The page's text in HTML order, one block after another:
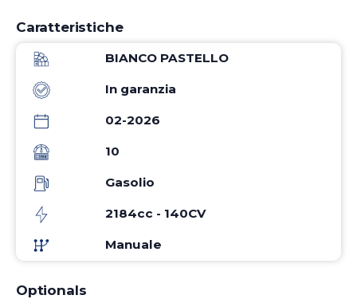
Caratteristiche
BIANCO PASTELLO
In garanzia
02-2026
10
Gasolio
2184cc - 140CV
Manuale
Optionals